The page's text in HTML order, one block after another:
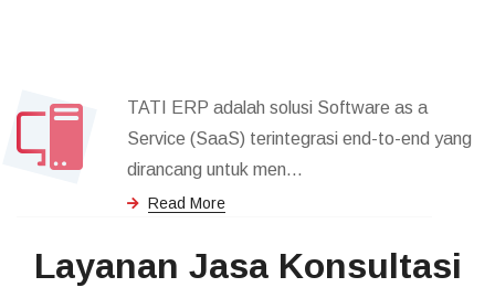
TATI ERP adalah solusi Software as a
Service (SaaS) terintegrasi end-to-end yang
dirancang untuk men...
Read More
Layanan Jasa Konsultasi